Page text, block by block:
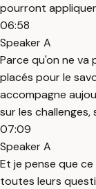
pourront
06:58
Speaker A
Parce qu'on ne va
placés pour le
accompagne
sur les challenges,
07:09
Speaker A
Et je pense que
toutes leurs